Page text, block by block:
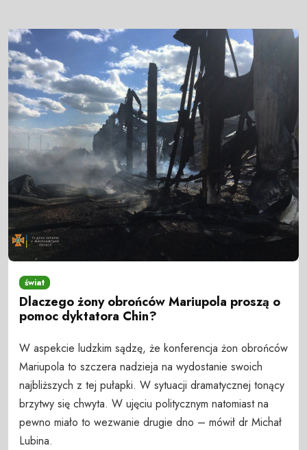
świat
Dlaczego żony obrońców Mariupola proszą o
pomoc dyktatora Chin?
W aspekcie ludzkim sądzę, że konferencja żon obrońców
Mariupola to szczera nadzieja na wydostanie swoich
najbliższych z tej pułapki. W sytuacji dramatycznej tonący
brzytwy się chwyta. W ujęciu politycznym natomiast na
pewno miało to wezwanie drugie dno – mówił dr Michał
Lubina.